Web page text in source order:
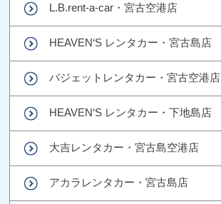
L.B.rent-a-car・宮古空港店
HEAVEN‘S レンタカー・宮古島店
バジェットレンタカー・宮古空港店
HEAVEN‘S レンタカー・下地島店
大吉レンタカー・宮古島空港店
アカラレンタカー・宮古島店